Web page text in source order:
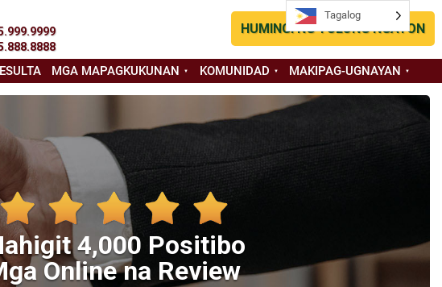
HUMINGI NG TULONG NGAYON
MGA MAPAGKUKUNAN KOMUNIDAD MAKIPAG-UGNAYAN
4,000 Positibo
Online na Review
Tagalog